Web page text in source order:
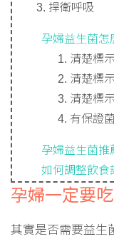
捍衛呼吸
孕婦益生菌怎
清楚標
清楚標
清楚標
有保證
孕婦益生菌推
如何調整飲食
孕婦一定要
其實是否需要益生